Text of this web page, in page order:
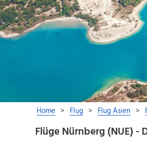
Flüge Nürnberg (NUE) -